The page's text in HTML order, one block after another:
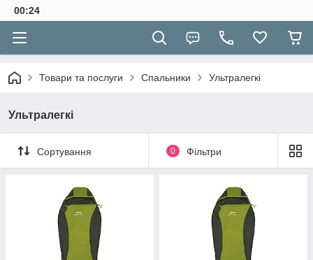
00:24
Товари та послуги Спальники Ультралегкі
Ультралегкі
Сортування 0 Фільтри